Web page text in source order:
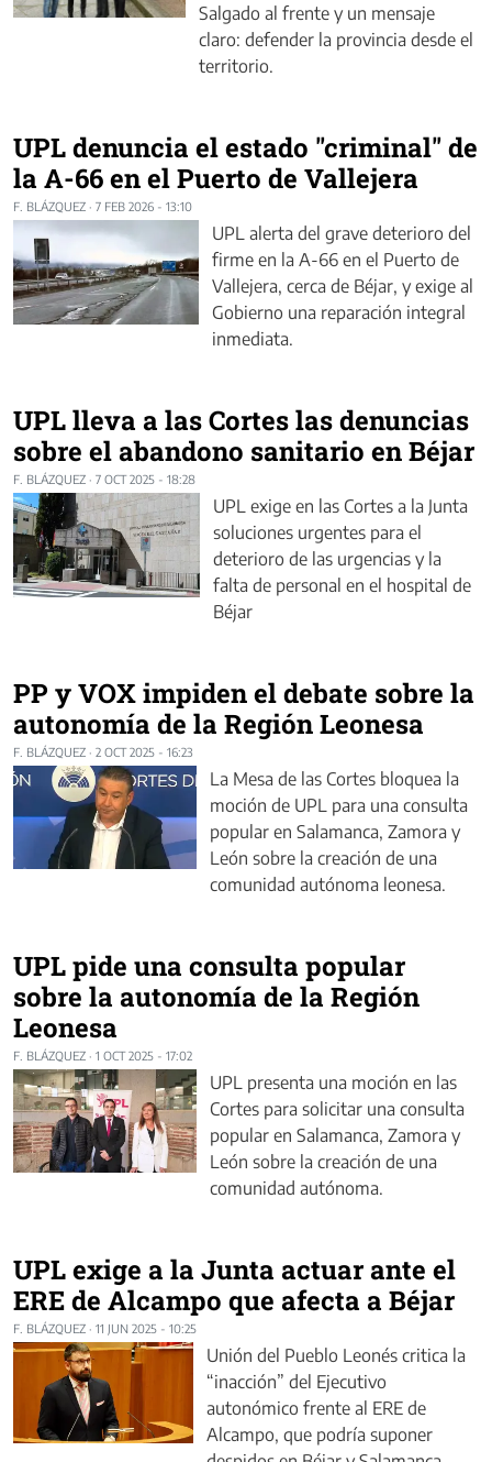
Salgado al frente y un mensaje
claro: defender la provincia desde el
territorio.
UPL denuncia el estado "criminal" de
la A-66 en el Puerto de Vallejera
F. BLÁZQUEZ · 7 FEB 2026 - 13:10
UPL alerta del grave deterioro del
firme en la A-66 en el Puerto de
Vallejera, cerca de Béjar, y exige al
Gobierno una reparación integral
inmediata.
UPL lleva a las Cortes las denuncias
sobre el abandono sanitario en Béjar
F. BLÁZQUEZ · 7 OCT 2025 - 18:28
UPL exige en las Cortes a la Junta
soluciones urgentes para el
deterioro de las urgencias y la
falta de personal en el hospital de
Béjar
PP y VOX impiden el debate sobre la
autonomía de la Región Leonesa
F. BLÁZQUEZ · 2 OCT 2025 - 16:23
La Mesa de las Cortes bloquea la
moción de UPL para una consulta
popular en Salamanca, Zamora y
León sobre la creación de una
comunidad autónoma leonesa.
UPL pide una consulta popular
sobre la autonomía de la Región
Leonesa
F. BLÁZQUEZ · 1 OCT 2025 - 17:02
UPL presenta una moción en las
Cortes para solicitar una consulta
popular en Salamanca, Zamora y
León sobre la creación de una
comunidad autónoma.
UPL exige a la Junta actuar ante el
ERE de Alcampo que afecta a Béjar
F. BLÁZQUEZ · 11 JUN 2025 - 10:25
Unión del Pueblo Leonés critica la
“inacción” del Ejecutivo
autonómico frente al ERE de
Alcampo, que podría suponer